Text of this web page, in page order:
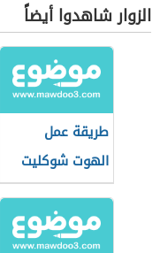
الزوار شاهدوا أيضاً
طريقة عمل
الهوت شوكليت